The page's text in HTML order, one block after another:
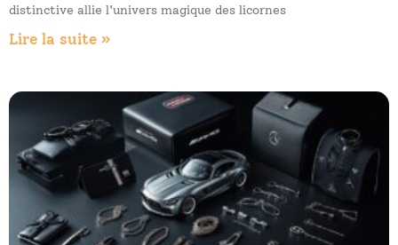
distinctive allie l'univers magique des licornes
Lire la suite »